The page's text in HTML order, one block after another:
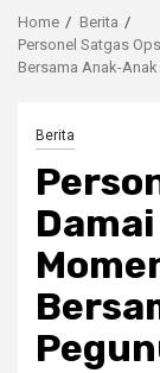
Home
Berita
Personel Satgas
Bersama Anak-
Berita